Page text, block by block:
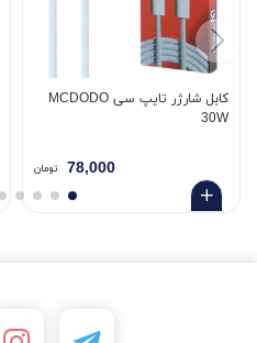
کابل شارژر تایپ سی MCDODO
30W
78,000 تومان